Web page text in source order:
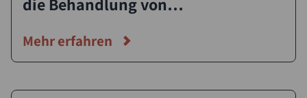
Erwachsenen e. V.
Mehr erfahren